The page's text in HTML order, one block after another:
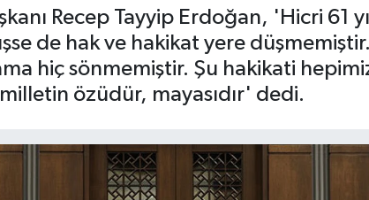
Recep Tayyip Erdoğan, 'Hicri 61
de hak ve hakikat yere
hiç sönmemiştir. Şu hakikati
milletin özüdür, mayasıdır' dedi.